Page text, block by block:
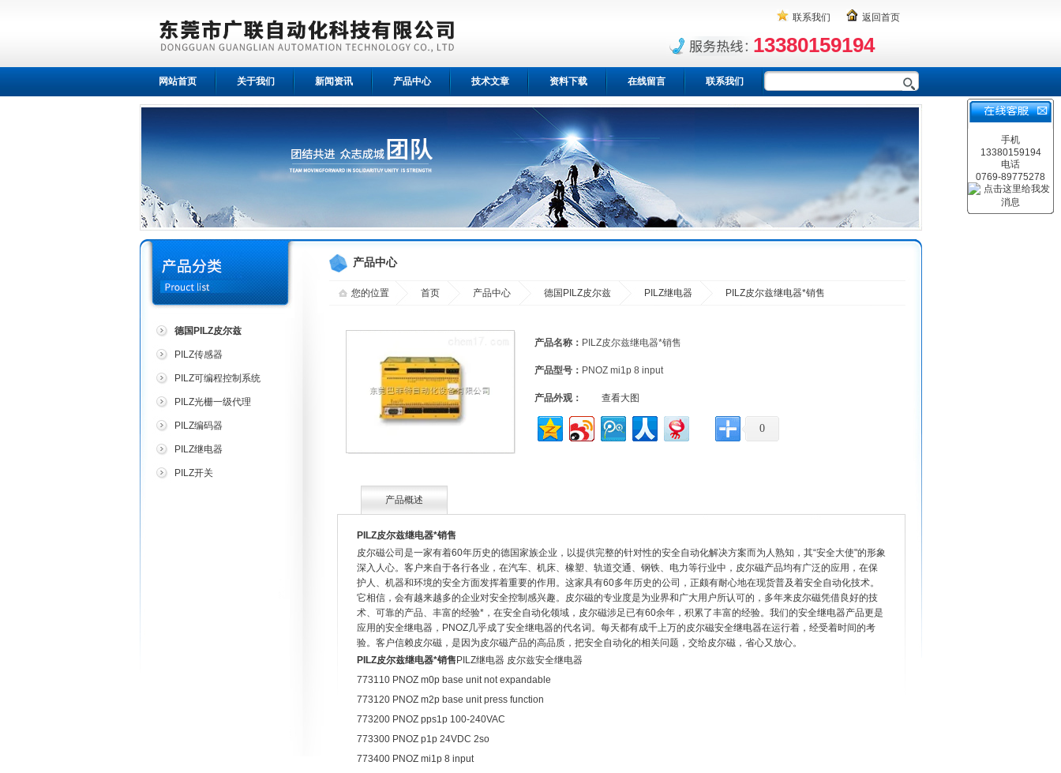
联系我们 返回首页
13380159194
网站首页 关于我们 新闻资讯 产品中心 技术文章 资料下载 在线留言 联系我们
德国PILZ皮尔兹
PILZ传感器
PILZ可编程控制系统
PILZ光栅一级代理
PILZ编码器
PILZ继电器
PILZ开关
产品中心
您的位置 首页 产品中心 德国PILZ皮尔兹 PILZ继电器 PILZ皮尔兹继电器*销售
产品名称： PILZ皮尔兹继电器*销售
产品型号： PNOZ mi1p 8 input
产品外观： 查看大图
0
产品概述
PILZ皮尔兹继电器*销售
皮尔磁公司是一家有着60年历史的德国家族企业，以提供完整的针对性的安全自动化解决方案而为人熟知，其“安全大使"的形象
深入人心。客户来自于各行各业，在汽车、机床、橡塑、轨道交通、钢铁、电力等行业中，皮尔磁产品均有广泛的应用，在保
护人、机器和环境的安全方面发挥着重要的作用。这家具有60多年历史的公司，正颇有耐心地在现货普及着安全自动化技术。
它相信，会有越来越多的企业对安全控制感兴趣。皮尔磁的专业度是为业界和广大用户所认可的，多年来皮尔磁凭借良好的技
术、可靠的产品、丰富的经验*，在安全自动化领域，皮尔磁涉足已有60余年，积累了丰富的经验。我们的安全继电器产品更是
应用的安全继电器，PNOZ几乎成了安全继电器的代名词。每天都有成千上万的皮尔磁安全继电器在运行着，经受着时间的考
验。客户信赖皮尔磁，是因为皮尔磁产品的高品质，把安全自动化的相关问题，交给皮尔磁，省心又放心。
PILZ皮尔兹继电器*销售 PILZ继电器 皮尔兹安全继电器
773110 PNOZ m0p base unit not expandable
773120 PNOZ m2p base unit press function
773200 PNOZ pps1p 100-240VAC
773300 PNOZ p1p 24VDC 2so
773400 PNOZ mi1p 8 input
手机
13380159194
电话
0769-89775278